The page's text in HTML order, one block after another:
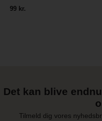
99 kr.
Det kan blive
Tilmeld dig vores